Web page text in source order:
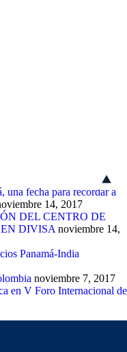
una fecha para recordar a
14, 2017
DEL CENTRO DE
DIVISA noviembre 14,
Panamá-India
noviembre 7, 2017
en V Foro Internacional de